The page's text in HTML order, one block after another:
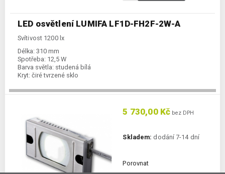
LED osvětlení LUMIFA LF1D-FH2F-2W-A
Svítivost 1200 lx
Délka: 310 mm
Spotřeba: 12,5 W
Barva světla: studená bílá
Kryt: čiré tvrzené sklo
5 730,00 Kč bez DPH
Skladem: dodání 7-14 dní
Porovnat